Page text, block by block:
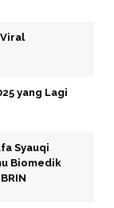
yang Lagi
Syauqi
Biomedik